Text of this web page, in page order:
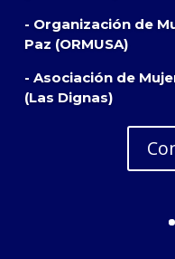
- Organización de
Paz (ORMUSA)
- Asociación de
(Las Dignas)